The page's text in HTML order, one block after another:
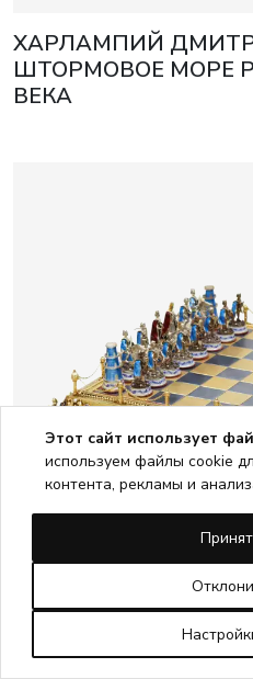
ХАРЛАМПИЙ
ШТОРМОВОЕ МОРЕ
ВЕКА
ШАХМАТНЫЙ
Этот сайт использует
используем файлы cookie
контента, рекламы и